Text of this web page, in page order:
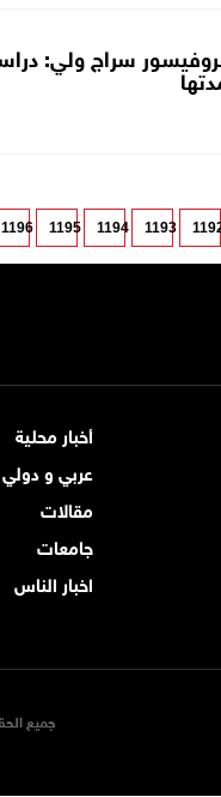
سراج ولي:
1193
1194
1195
1196
أخبار محلية
عربي و دولي
مقالات
جامعات
اخبار الناس
جميع